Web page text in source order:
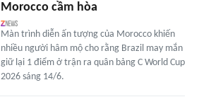
Morocco cầm hòa
Màn trình diễn ấn tượng của Morocco khiến
nhiều người hâm mộ cho rằng Brazil may mắn
giữ lại 1 điểm ở trận ra quân bảng C World Cup
2026 sáng 14/6.